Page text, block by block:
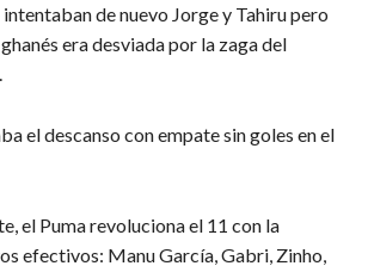
de nuevo Jorge y Tahiru pero
era desviada por la zaga del
el descanso con empate sin goles en el
el Puma revoluciona el 11 con la
efectivos: Manu García, Gabri, Zinho,